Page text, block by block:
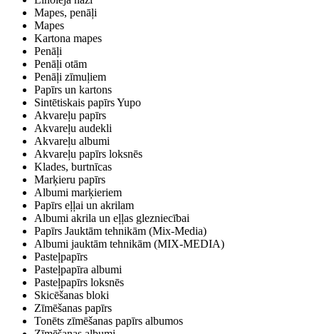
Mapes, penāļi
Mapes
Kartona mapes
Penāļi
Penāļi otām
Penāļi zīmuļiem
Papīrs un kartons
Sintētiskais papīrs Yupo
Akvareļu papīrs
Akvareļu audekli
Akvareļu albumi
Akvareļu papīrs loksnēs
Klades, burtnīcas
Marķieru papīrs
Albumi marķieriem
Papīrs eļļai un akrilam
Albumi akrila un eļļas glezniecībai
Papīrs Jauktām tehnikām (Mix-Media)
Albumi jauktām tehnikām (MIX-MEDIA)
Pasteļpapīrs
Pasteļpapīra albumi
Pasteļpapīrs loksnēs
Skicēšanas bloki
Zīmēšanas papīrs
Tonēts zīmēšanas papīrs albumos